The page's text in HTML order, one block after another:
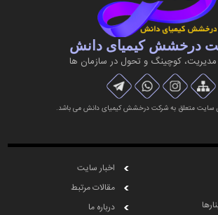
درخشش کیمیای دانش
مديريت، کوچینگ و تحول در سازمان ها
سایت متعلق به شرکت درخشش کیمیای دانش می باشد.
اخبار سایت
مقالات مرتبط
درباره ما